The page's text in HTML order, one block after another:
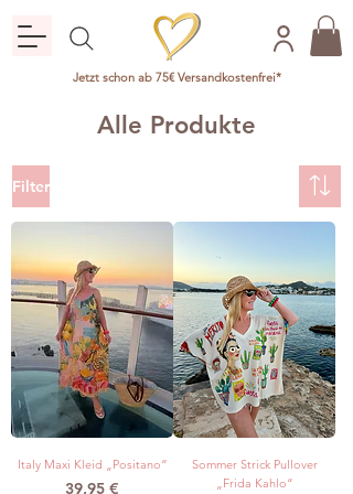
Jetzt schon ab 75€ Versandkostenfrei*
Alle Produkte
Filter
Italy Maxi Kleid „Positano“
Preis
39,95 €
Sommer Strick Pullover
„Frida Kahlo“